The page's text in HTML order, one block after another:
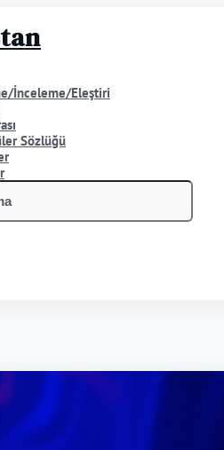
İnceleme/Eleştiri
Sözlüğü